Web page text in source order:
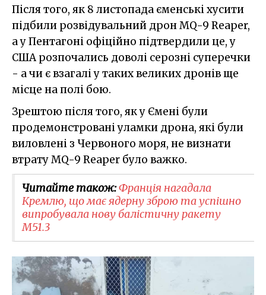
Після того, як 8 листопада єменські хусити
підбили розвідувальний дрон MQ-9 Reaper,
а у Пентагоні офіційно підтвердили це, у
США розпочались доволі серозні суперечки
- а чи є взагалі у таких великих дронів ще
місце на полі бою.
Зрештою після того, як у Ємені були
продемонстровані уламки дрона, які були
виловлені з Червоного моря, не визнати
втрату MQ-9 Reaper було важко.
Читайте також:Франція нагадала
Кремлю, що має ядерну зброю та успішно
випробувала нову балістичну ракету
M51.3